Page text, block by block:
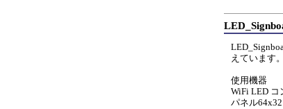
えています。
使用機器
WiFi LED コ
パネル